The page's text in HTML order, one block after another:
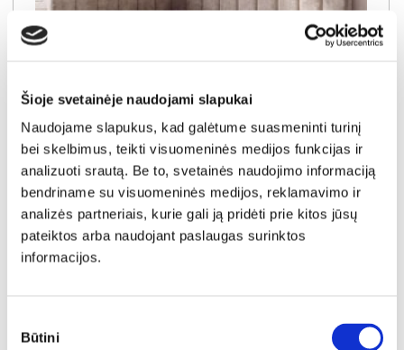
Šioje svetainėje naudojami slapukai
Naudojame slapukus, kad galėtume suasmeninti turinį
bei skelbimus, teikti visuomeninės medijos funkcijas ir
analizuoti srautą. Be to, svetainės naudojimo informaciją
bendriname su visuomeninės medijos, reklamavimo ir
analizės partneriais, kurie gali ją pridėti prie kitos jūsų
pateiktos arba naudojant paslaugas surinktos
informacijos.
pasirinkimas
Būtini
NAUJIENA YRA SANDĖLYJE
SALLY-120 (III gr.) lova-tachta (Toro-35) K
Išmatavimai:A:91cm P: 129cmG: 210cm
Miegamoji dalis:P:120cm I:200cm
Kaina galioja individualiems
užsakymams
Skirtumas tarp užsakomų ir sandėlyje